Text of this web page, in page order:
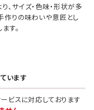
サイズ・色味・形状が多
作りの味わいや意匠とし
す。
います
ビスに対応しております